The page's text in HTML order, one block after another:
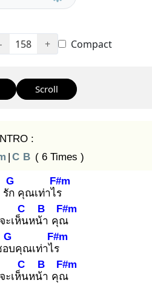
158 + Compact
Scroll
:
| C B ( 6 Times )
รัก
G
คุณเท่าไร
F#m
ะเห็น
C
หน้า
B
คุณ
F#m
บ
G
คุณเท่าไร
F#m
ะเห็น
C
หน้า
B
คุณ
F#m